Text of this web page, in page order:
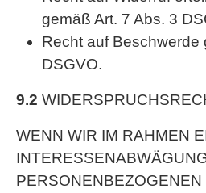
gemäß Art. 7 Abs. 3
Recht auf Beschwerde
DSGVO.
9.2
WENN WIR IM RAHMEN
PERSONENBEZOGENEN